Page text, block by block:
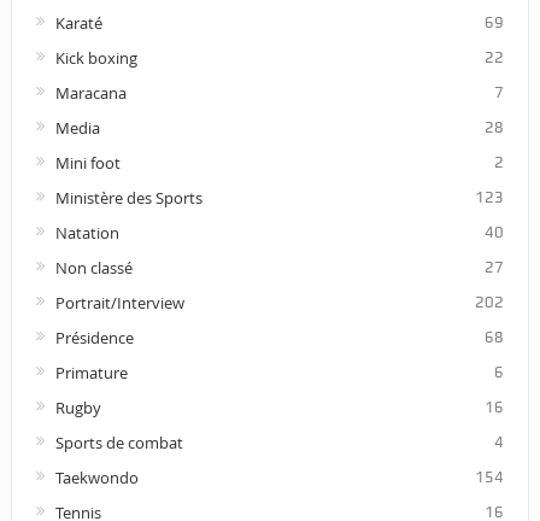
Karaté 69
Kick boxing 22
Maracana 7
Media 28
Mini foot 2
Ministère des Sports 123
Natation 40
Non classé 27
Portrait/Interview 202
Présidence 68
Primature 6
Rugby 16
Sports de combat 4
Taekwondo 154
Tennis 16